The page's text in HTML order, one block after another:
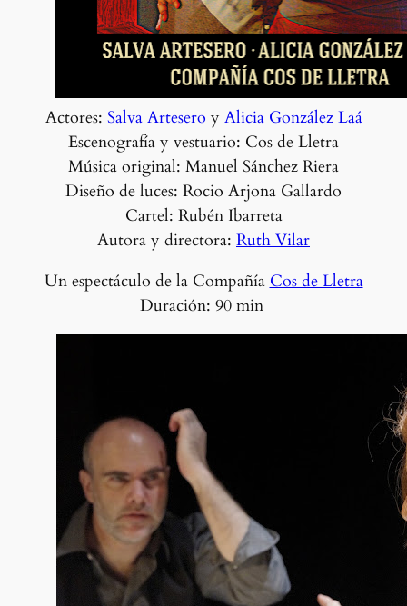
Actores: Salva Artesero y Alicia González Laá
Escenografía y vestuario: Cos de Lletra
Música original: Manuel Sánchez Riera
Diseño de luces: Rocio Arjona Gallardo
Cartel: Rubén Ibarreta
Autora y directora: Ruth Vilar
Un espectáculo de la Compañía Cos de Lletra
Duración: 90 min